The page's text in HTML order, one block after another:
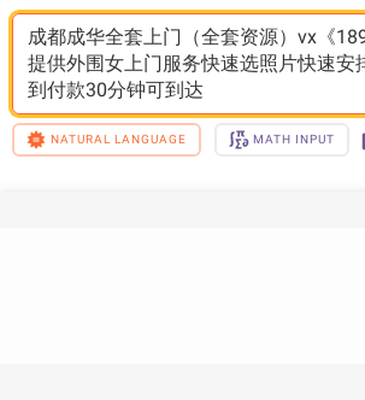
成都成华全套上门（全套资源）vx《
提供外围女上门服务快速选照片快速安
到付款30分钟可到达
NATURAL LANGUAGE MATH INPUT